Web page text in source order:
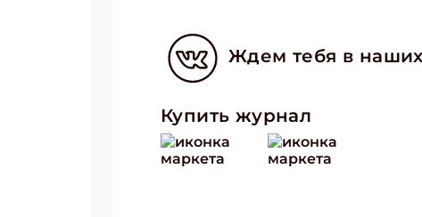
Ждем тебя в наших
Купить журнал